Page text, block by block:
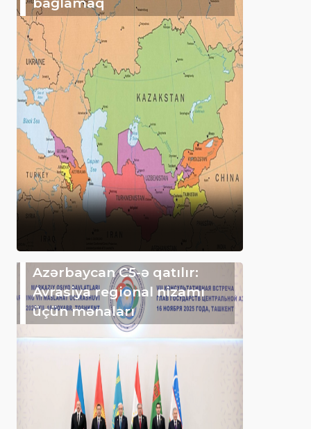
Azərbaycan C5-ə qatılır:
Avrasiya regional nizamı
üçün mənaları